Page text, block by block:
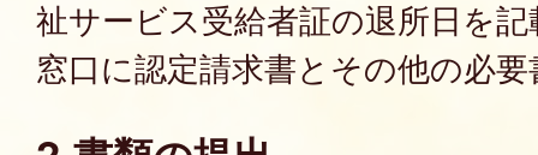
祉サービス受給者証の退所日を
窓口に認定請求書とその他の必